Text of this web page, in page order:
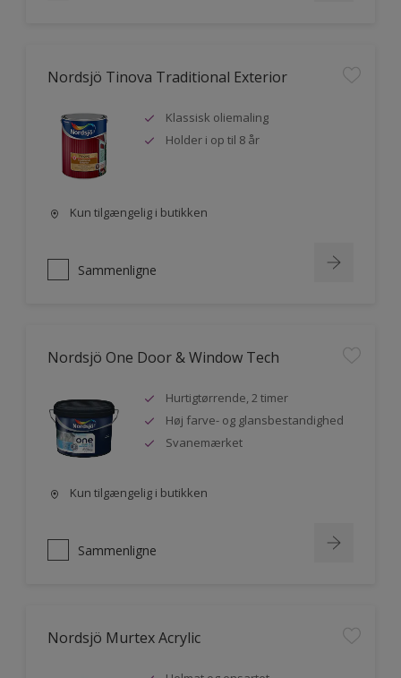
Nordsjö Tinova Traditional Exterior
Klassisk oliemaling
Holder i op til 8 år
Kun tilgængelig i butikken
Sammenligne
Nordsjö One Door & Window Tech
Hurtigtørrende, 2 timer
Høj farve- og glansbestandighed
Svanemærket
Kun tilgængelig i butikken
Sammenligne
Nordsjö Murtex Acrylic